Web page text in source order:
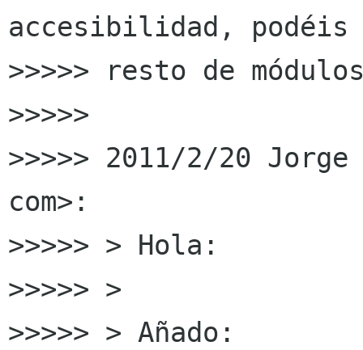
accesibilidad,
>>>>> resto de
>>>>>
>>>>> 2011/2/20
com>:
>>>>> > Hola:
>>>>> >
>>>>> > Añado: